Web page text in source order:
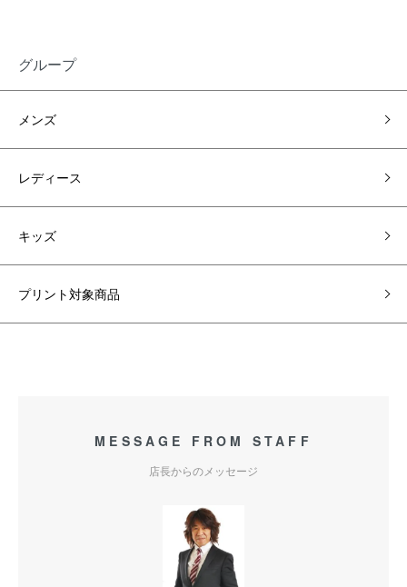
グループ
メンズ
レディース
キッズ
プリント対象商品
MESSAGE FROM STAFF
店長からのメッセージ